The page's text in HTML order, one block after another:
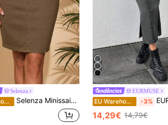
Selenza
EU Warehouse Selenza Minissaia jeans casual feminina de cor sólida
EURMUSE
EU Warehouse -3% EURMUSE Saia jeans
14,29€ 14,79€